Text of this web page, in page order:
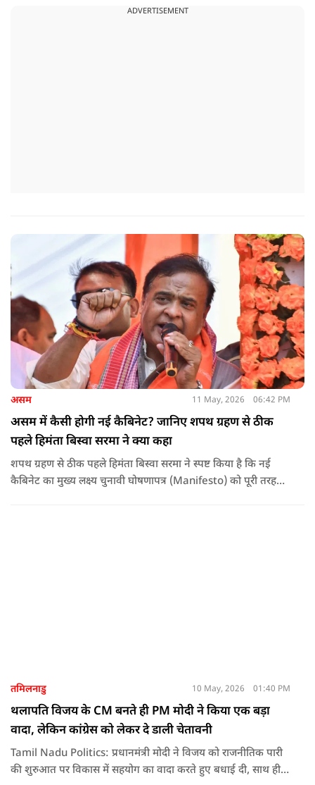
ADVERTISEMENT
असम 11 May, 2026 06:42 PM
असम में कैसी होगी नई कैबिनेट? जानिए शपथ ग्रहण से ठीक
पहले हिमंता बिस्वा सरमा ने क्या कहा
शपथ ग्रहण से ठीक पहले हिमंता बिस्वा सरमा ने स्पष्ट किया है कि नई
कैबिनेट का मुख्य लक्ष्य चुनावी घोषणापत्र (Manifesto) को पूरी तरह
तमिलनाडु 10 May, 2026 01:40 PM
थलापति विजय के CM बनते ही PM मोदी ने किया एक बड़ा
वादा, लेकिन कांग्रेस को लेकर दे डाली चेतावनी
Tamil Nadu Politics: प्रधानमंत्री मोदी ने विजय को राजनीतिक पारी
की शुरुआत पर विकास में सहयोग का वादा करते हुए बधाई दी, साथ ही